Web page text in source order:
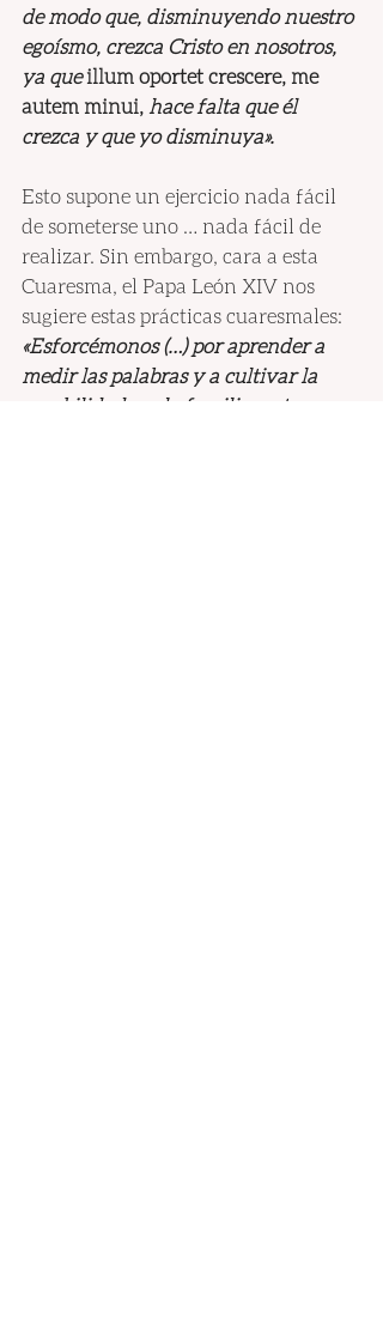
de modo que, disminuyendo nuestro
egoísmo, crezca Cristo en nosotros,
ya que illum oportet crescere, me
autem minui, hace falta que él
crezca y que yo disminuya».
Esto supone un ejercicio nada fácil
de someterse uno … nada fácil de
realizar. Sin embargo, cara a esta
Cuaresma, el Papa León XIV nos
sugiere estas prácticas cuaresmales:
«Esforcémonos (…) por aprender a
medir las palabras y a cultivar la
amabilidad: en la familia, entre